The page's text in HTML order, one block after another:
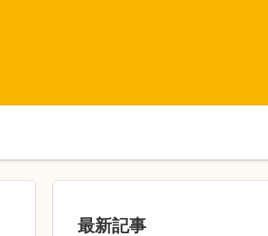
最新記事